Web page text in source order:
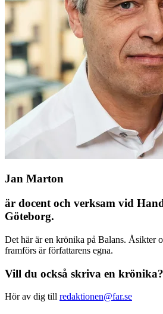
Jan Marton
är docent och verksam vid
Göteborg.
Det här är en krönika på Balans. Åsikter
framförs är författarens egna.
Vill du också skriva en krönika?
Hör av dig till redaktionen@far.se